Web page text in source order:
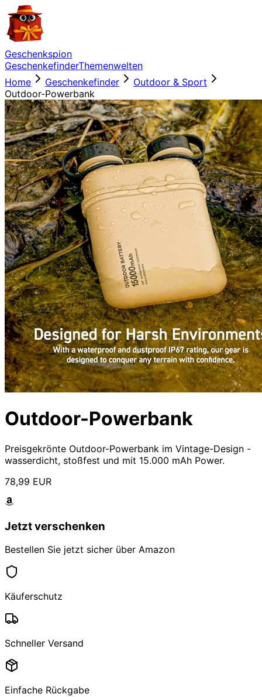
Geschenkspion
GeschenkefinderThemenwelten
Home
Geschenkefinder
Outdoor & Sport
Outdoor-Powerbank
Outdoor-Powerbank
Preisgekrönte Outdoor-Powerbank im Vintage-Design -
wasserdicht, stoßfest und mit 15.000 mAh Power.
78,99 EUR
Jetzt verschenken
Bestellen Sie jetzt sicher über Amazon
Käuferschutz
Schneller Versand
Einfache Rückgabe